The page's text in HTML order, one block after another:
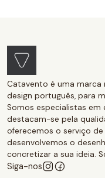
Catavento é uma
design português, para
Somos especialistas
destacam-se pela
oferecemos o serviço
desenvolvemos o
concretizar a sua ideia.
Siga-nos